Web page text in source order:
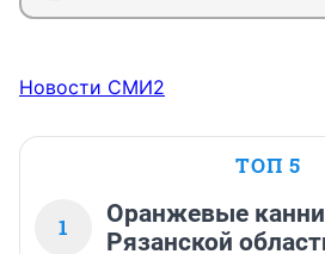
Новости СМИ2
ТОП 5
1
Оранжевые
Рязанской